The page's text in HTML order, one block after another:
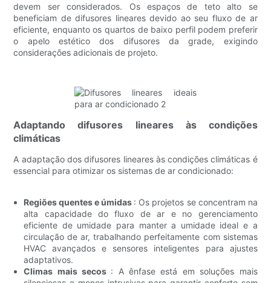
devem ser considerados. Os espaços de teto alto se
beneficiam de difusores lineares devido ao seu fluxo de ar
eficiente, enquanto os quartos de baixo perfil podem preferir
o apelo estético dos difusores da grade, exigindo
considerações adicionais de projeto.
Adaptando difusores lineares às condições
climáticas
A adaptação dos difusores lineares às condições climáticas é
essencial para otimizar os sistemas de ar condicionado:
Regiões quentes e úmidas : Os projetos se concentram na
alta capacidade do fluxo de ar e no gerenciamento
eficiente de umidade para manter a umidade ideal e a
circulação de ar, trabalhando perfeitamente com sistemas
HVAC avançados e sensores inteligentes para ajustes
adaptativos.
Climas mais secos : A ênfase está em soluções mais